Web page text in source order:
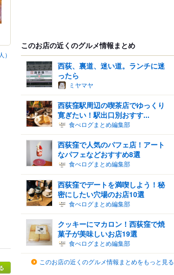
人）
このお店の近くのグルメ情報まとめ
西荻、裏道、迷い道。ランチに迷
ったら
ミヤマヤ
西荻窪駅周辺の喫茶店でゆっくり
寛ぎたい！駅出口別おすす...
食べログまとめ編集部
西荻窪で人気のパフェ店！アート
なパフェなどおすすめ8選
食べログまとめ編集部
西荻窪でデートを満喫しよう！秘
密にしたい穴場のお店10選
食べログまとめ編集部
クッキーにマカロン！西荻窪で焼
菓子が美味しいお店19選
食べログまとめ編集部
このお店の近くのグルメ情報まとめをもっと見る